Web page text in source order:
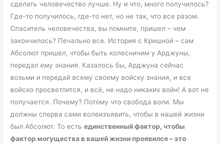
сделать человечество лучше. Ну и что, много получилось?
Где-то получилось, где-то нет, но не так, что все разом.
Спаситель человечества, вы помните, пришел – чем
закончилось? Печально все. История с Кришной – сам
Абсолют пришел, чтобы быть колесничим у Арджуны,
передал ему знания. Казалось бы, Арджуна сейчас
возьми и передай всему своему войску знания, и все
войско просветлится, и всё, не надо никаких войн! А вот не
получается. Почему? Потому что свобода воли. Мы
должны сперва сами волеизъявить, чтобы в нашей жизни
был Абсолют. То естьединственный фактор, чтобы
фактор могущества в вашей жизни проявился – это